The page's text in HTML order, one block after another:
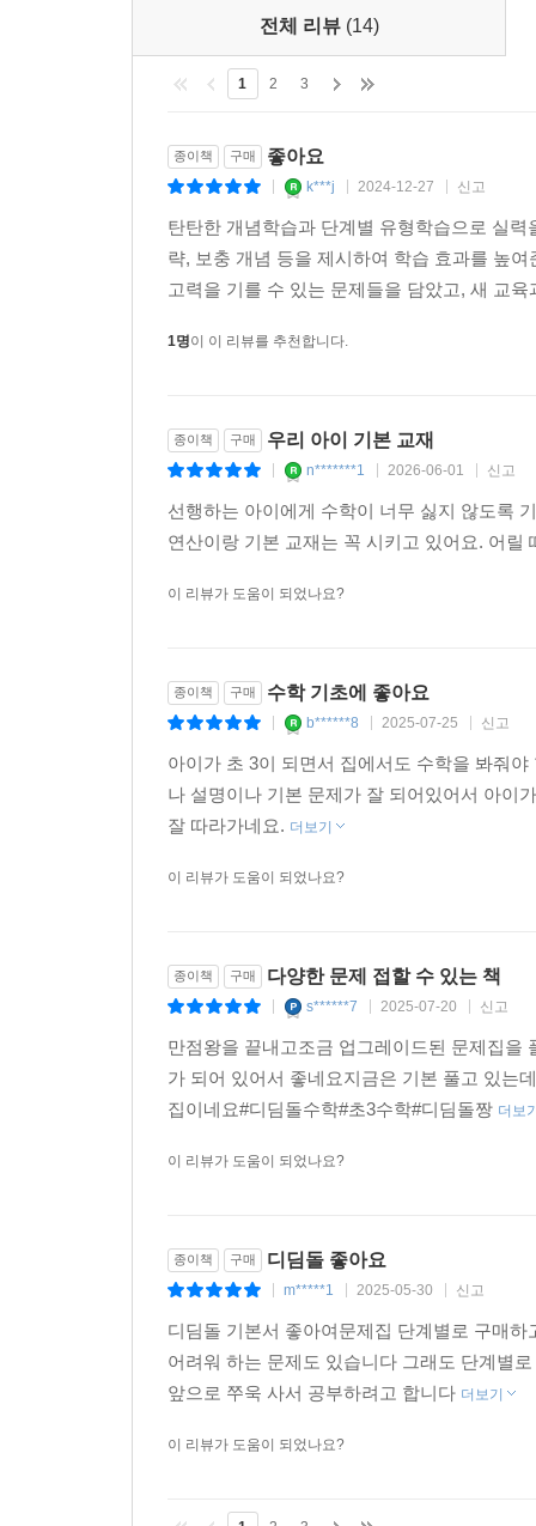
전체 리뷰 (14)
1 2 3
종이책 구매 좋아요
k***j 2024-12-27 신고
탄탄한 개념학습과 단계별 유형학습으로 실
략, 보충 개념 등을 제시하여 학습 효과를 높
고력을 기를 수 있는 문제들을 담았고, 새 교
1명이 이 리뷰를 추천합니다.
종이책 구매 우리 아이 기본 교재
n*******1 2026-06-01 신고
선행하는 아이에게 수학이 너무 싫지 않도록
연산이랑 기본 교재는 꼭 시키고 있어요. 어
이 리뷰가 도움이 되었나요?
종이책 구매 수학 기초에 좋아요
b******8 2025-07-25 신고
아이가 초 3이 되면서 집에서도 수학을 봐줘
나 설명이나 기본 문제가 잘 되어있어서 아이
잘 따라가네요. 더보기
이 리뷰가 도움이 되었나요?
종이책 구매 다양한 문제 접할 수 있는 책
s******7 2025-07-20 신고
만점왕을 끝내고조금 업그레이드된 문제집을
가 되어 있어서 좋네요지금은 기본 풀고 있는
집이네요#디딤돌수학#초3수학#디딤돌짱 더보
이 리뷰가 도움이 되었나요?
종이책 구매 디딤돌 좋아요
m*****1 2025-05-30 신고
디딤돌 기본서 좋아여문제집 단계별로 구매
어려워 하는 문제도 있습니다 그래도 단계별
앞으로 쭈욱 사서 공부하려고 합니다 더보기
이 리뷰가 도움이 되었나요?